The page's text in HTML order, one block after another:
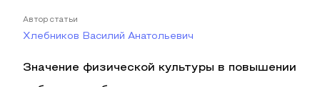
Автор статьи
Хлебников Василий Анатольевич
Значение физической культуры в повышении